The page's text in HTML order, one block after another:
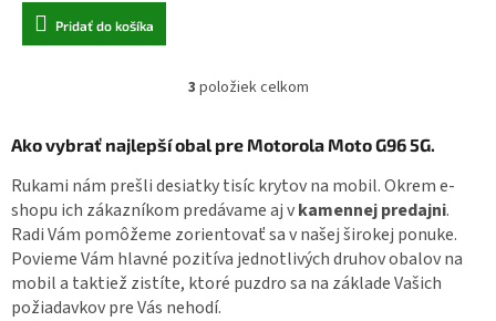
Pridať do košíka
O
l
á
d
a
c
i
e
p
3 položiek celkom
Ako vybrať najlepší obal pre Motorola Moto G96 5G.
Rukami nám prešli desiatky tisíc krytov na mobil. Okrem e-
shopu ich zákazníkom predávame aj vkamennej predajni.
Radi Vám pomôžeme zorientovať sa v našej širokej ponuke.
Povieme Vám hlavné pozitíva jednotlivých druhov obalov na
mobil a taktiež zistíte, ktoré puzdro sa na základe Vašich
požiadavkov pre Vás nehodí.